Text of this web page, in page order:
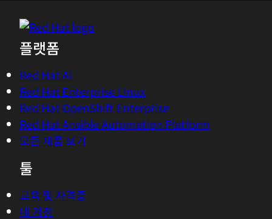
Department
Job role *
Country/Region *
Red Hat may use your personal data to inform you about its
products, services, and events.